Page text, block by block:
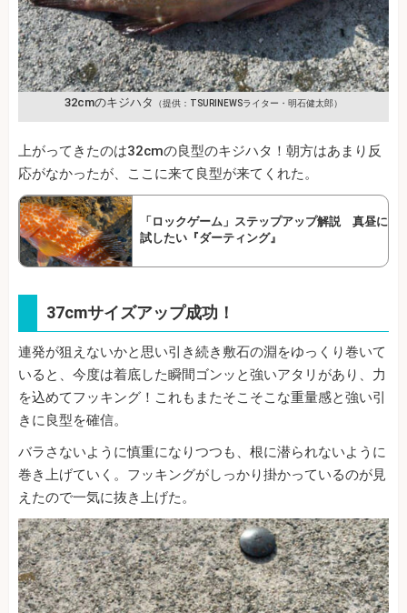
32cmのキジハタ （提供：TSURINEWSライター・明石健太郎）
上がってきたのは32cmの良型のキジハタ！朝方はあまり反
応がなかったが、ここに来て良型が来てくれた。
「ロックゲーム」ステップアップ解説 真昼に
試したい『ダーティング』
37cmサイズアップ成功！
連発が狙えないかと思い引き続き敷石の淵をゆっくり巻いて
いると、今度は着底した瞬間ゴンッと強いアタリがあり、力
を込めてフッキング！これもまたそこそこな重量感と強い引
きに良型を確信。
バラさないように慎重になりつつも、根に潜られないように
巻き上げていく。フッキングがしっかり掛かっているのが見
えたので一気に抜き上げた。